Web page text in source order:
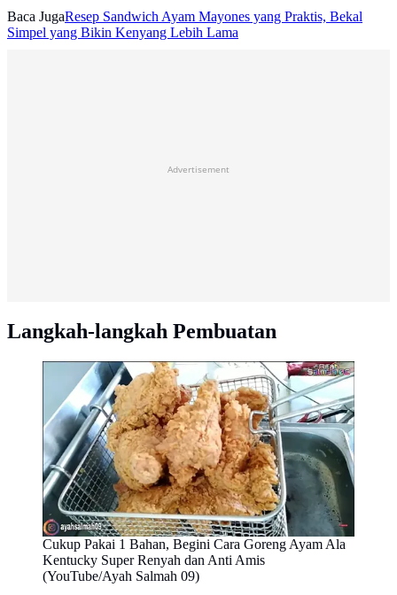
Baca JugaResep Sandwich Ayam Mayones yang Praktis, Bekal
Simpel yang Bikin Kenyang Lebih Lama
Advertisement
Langkah-langkah Pembuatan
Cukup Pakai 1 Bahan, Begini Cara Goreng Ayam Ala
Kentucky Super Renyah dan Anti Amis
(YouTube/Ayah Salmah 09)